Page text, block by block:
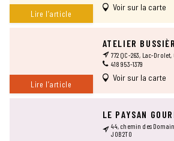
Lire l’article
Voir sur la carte
Lire l’article
ATELIER
772 QC-263, Lac-Drolet,
418 953-1379
Voir sur la carte
LE PAYSAN
44, chemin des
J0B 2T0